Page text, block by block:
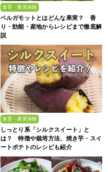
食育・農業体験
ベルガモットとはどんな果実？ 香
り・効能・産地からレシピまで徹底解
説
食育・農業体験
しっとり系「シルクスイート」と
は？ 特徴や栽培方法、焼き芋・スイ
ートポテトのレシピも紹介